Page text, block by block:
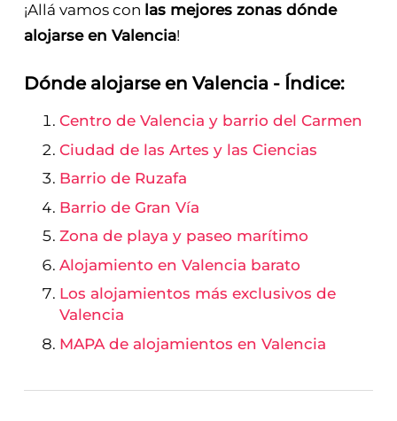
¡Allá vamos con las mejores zonas dónde
alojarse en Valencia!
Dónde alojarse en Valencia - Índice:
Centro de Valencia y barrio del Carmen
Ciudad de las Artes y las Ciencias
Barrio de Ruzafa
Barrio de Gran Vía
Zona de playa y paseo marítimo
Alojamiento en Valencia barato
Los alojamientos más exclusivos de
Valencia
MAPA de alojamientos en Valencia